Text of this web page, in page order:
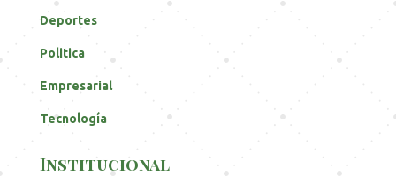
Deportes
Politica
Empresarial
Tecnología
Institucional